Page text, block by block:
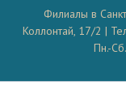
содержимому
Филиалы в
Коллонтай, 17/2 |
Пн.-